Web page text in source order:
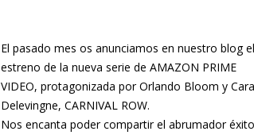
El pasado mes os anunciamos en nuestro blog el
estreno de la nueva serie de AMAZON PRIME
VIDEO, protagonizada por Orlando Bloom y Cara
Delevingne, CARNIVAL ROW.
Nos encanta poder compartir el abrumador éxito